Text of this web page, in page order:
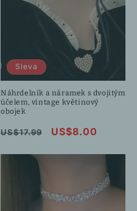
Sleva
Náhrdelník a náramek s dvojitým
účelem, vintage květinový
obojek
Běžná
US$17.99
Výprodejová
US$8.00